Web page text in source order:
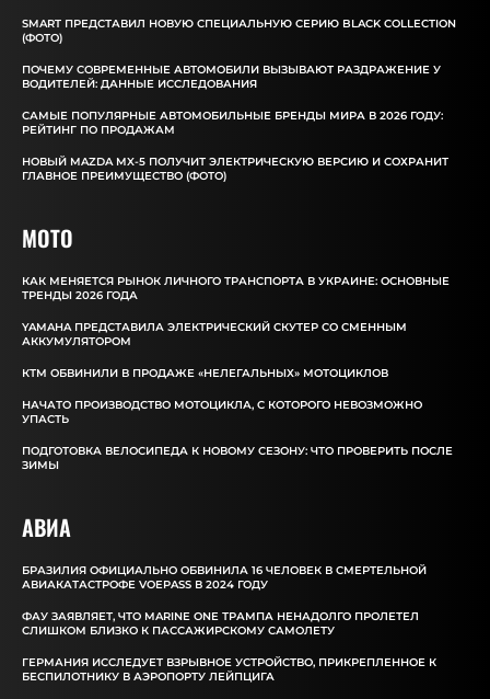
SMART ПРЕДСТАВИЛ НОВУЮ СПЕЦИАЛЬНУЮ СЕРИЮ BLACK COLLECTION
(ФОТО)
ПОЧЕМУ СОВРЕМЕННЫЕ АВТОМОБИЛИ ВЫЗЫВАЮТ РАЗДРАЖЕНИЕ У
ВОДИТЕЛЕЙ: ДАННЫЕ ИССЛЕДОВАНИЯ
САМЫЕ ПОПУЛЯРНЫЕ АВТОМОБИЛЬНЫЕ БРЕНДЫ МИРА В 2026 ГОДУ:
РЕЙТИНГ ПО ПРОДАЖАМ
НОВЫЙ MAZDA MX-5 ПОЛУЧИТ ЭЛЕКТРИЧЕСКУЮ ВЕРСИЮ И СОХРАНИТ
ГЛАВНОЕ ПРЕИМУЩЕСТВО (ФОТО)
MOTO
КАК МЕНЯЕТСЯ РЫНОК ЛИЧНОГО ТРАНСПОРТА В УКРАИНЕ: ОСНОВНЫЕ
ТРЕНДЫ 2026 ГОДА
YAMAHA ПРЕДСТАВИЛА ЭЛЕКТРИЧЕСКИЙ СКУТЕР СО СМЕННЫМ
АККУМУЛЯТОРОМ
КТМ ОБВИНИЛИ В ПРОДАЖЕ «НЕЛЕГАЛЬНЫХ» МОТОЦИКЛОВ
НАЧАТО ПРОИЗВОДСТВО МОТОЦИКЛА, С КОТОРОГО НЕВОЗМОЖНО
УПАСТЬ
ПОДГОТОВКА ВЕЛОСИПЕДА К НОВОМУ СЕЗОНУ: ЧТО ПРОВЕРИТЬ ПОСЛЕ
ЗИМЫ
АВИА
БРАЗИЛИЯ ОФИЦИАЛЬНО ОБВИНИЛА 16 ЧЕЛОВЕК В СМЕРТЕЛЬНОЙ
АВИАКАТАСТРОФЕ VOEPASS В 2024 ГОДУ
ФАУ ЗАЯВЛЯЕТ, ЧТО MARINE ONE ТРАМПА НЕНАДОЛГО ПРОЛЕТЕЛ
СЛИШКОМ БЛИЗКО К ПАССАЖИРСКОМУ САМОЛЕТУ
ГЕРМАНИЯ ИССЛЕДУЕТ ВЗРЫВНОЕ УСТРОЙСТВО, ПРИКРЕПЛЕННОЕ К
БЕСПИЛОТНИКУ В АЭРОПОРТУ ЛЕЙПЦИГА